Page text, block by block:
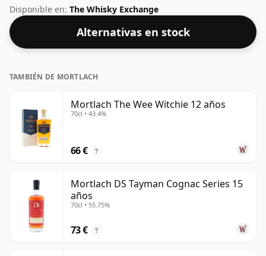
de la región de Speyside en Escocia. Agradablemente
embotellado con un 58,1% ABV, sin duda necesitarás
unas gotas de agua de buena calidad para liberar los
favores.
Disponible en: The Whisky Exchange
Alternativas en stock
TAMBIÉN DE MORTLACH
Mortlach The Wee Witchie 12 años
70cl • 43.4%
66 € ?
Mortlach DS Tayman Cognac Series 15
años
70cl • 55.75%
73 € ?